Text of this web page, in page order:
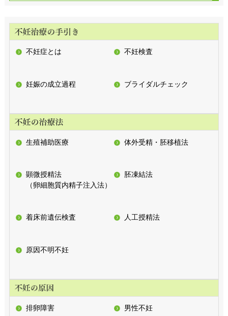
不妊症とは 不妊検査
妊娠の成立過程 ブライダルチェック
生殖補助医療 体外受精・胚移植法
顕微授精法
（卵細胞質内精子注入法）
胚凍結法
着床前遺伝検査 人工授精法
原因不明不妊
排卵障害 男性不妊